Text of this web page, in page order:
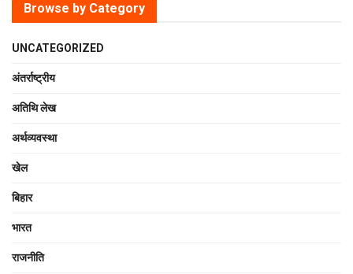
Browse by Category
UNCATEGORIZED
अंतर्राष्ट्रीय
अतिथि लेख
अर्थव्यवस्था
खेल
बिहार
भारत
राजनीति